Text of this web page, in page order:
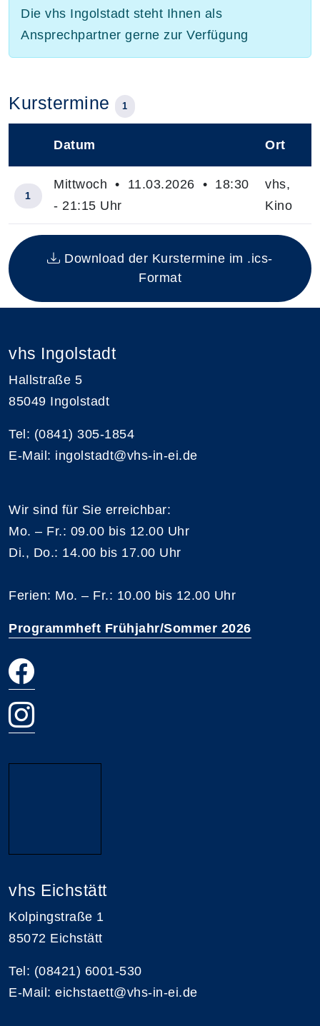
Die vhs Ingolstadt steht Ihnen als
Ansprechpartner gerne zur Verfügung
Kurstermine 1
Insgesamt gibt es 1 Termine zum diesen Kurs
Datum Ort
1
Mittwoch • 11.03.2026 • 18:30
- 21:15 Uhr
vhs,
Kino
Download der Kurstermine im .ics-
Format
vhs Ingolstadt
Hallstraße 5
85049 Ingolstadt
Tel: (0841) 305-1854
E-Mail: ingolstadt@vhs-in-ei.de
Wir sind für Sie erreichbar:
Mo. – Fr.: 09.00 bis 12.00 Uhr
Di., Do.: 14.00 bis 17.00 Uhr
Ferien: Mo. – Fr.: 10.00 bis 12.00 Uhr
Programmheft Frühjahr/Sommer 2026
vhs Eichstätt
Kolpingstraße 1
85072 Eichstätt
Tel: (08421) 6001-530
E-Mail: eichstaett@vhs-in-ei.de